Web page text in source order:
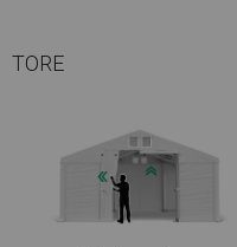
TORE